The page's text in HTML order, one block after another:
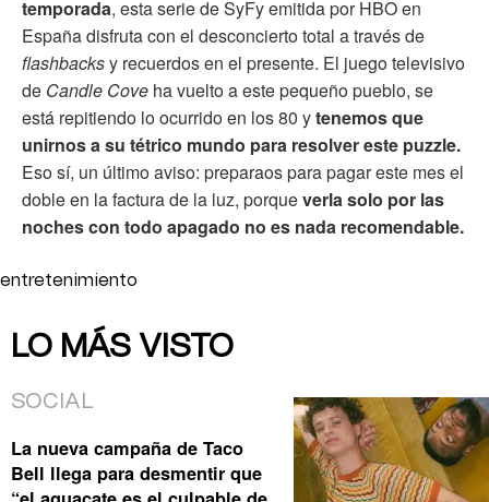
temporada, esta serie de SyFy emitida por HBO en
España disfruta con el desconcierto total a través de
flashbacksy recuerdos en el presente. El juego televisivo
de Candle Cove ha vuelto a este pequeño pueblo, se
está repitiendo lo ocurrido en los 80 ytenemos que
unirnos a su tétrico mundo para resolver este puzzle.
Eso sí, un último aviso: preparaos para pagar este mes el
doble en la factura de la luz, porqueverla solo por las
noches con todo apagado no es nada recomendable.
entretenimiento
LO MÁS VISTO
SOCIAL
La nueva campaña de Taco
Bell llega para desmentir que